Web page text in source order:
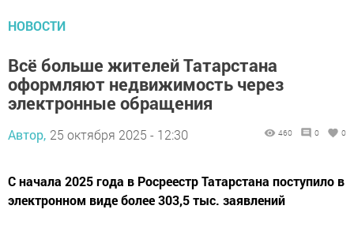
НОВОСТИ
Всё больше жителей Татарстана
оформляют недвижимость через
электронные обращения
Автор, 25 октября 2025 - 12:30 460 0 0
С начала 2025 года в Росреестр Татарстана поступило в
электронном виде более 303,5 тыс. заявлений